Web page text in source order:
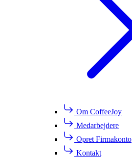
Om CoffeeJoy
Medarbejdere
Opret Firmakonto
Kontakt